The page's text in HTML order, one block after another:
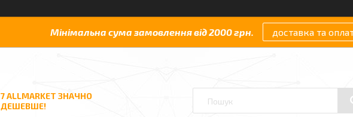
Мінімальна сума замовлення від 2000 грн. доставка та
7 ALLMARKET ЗНАЧНО
ДЕШЕВШЕ!